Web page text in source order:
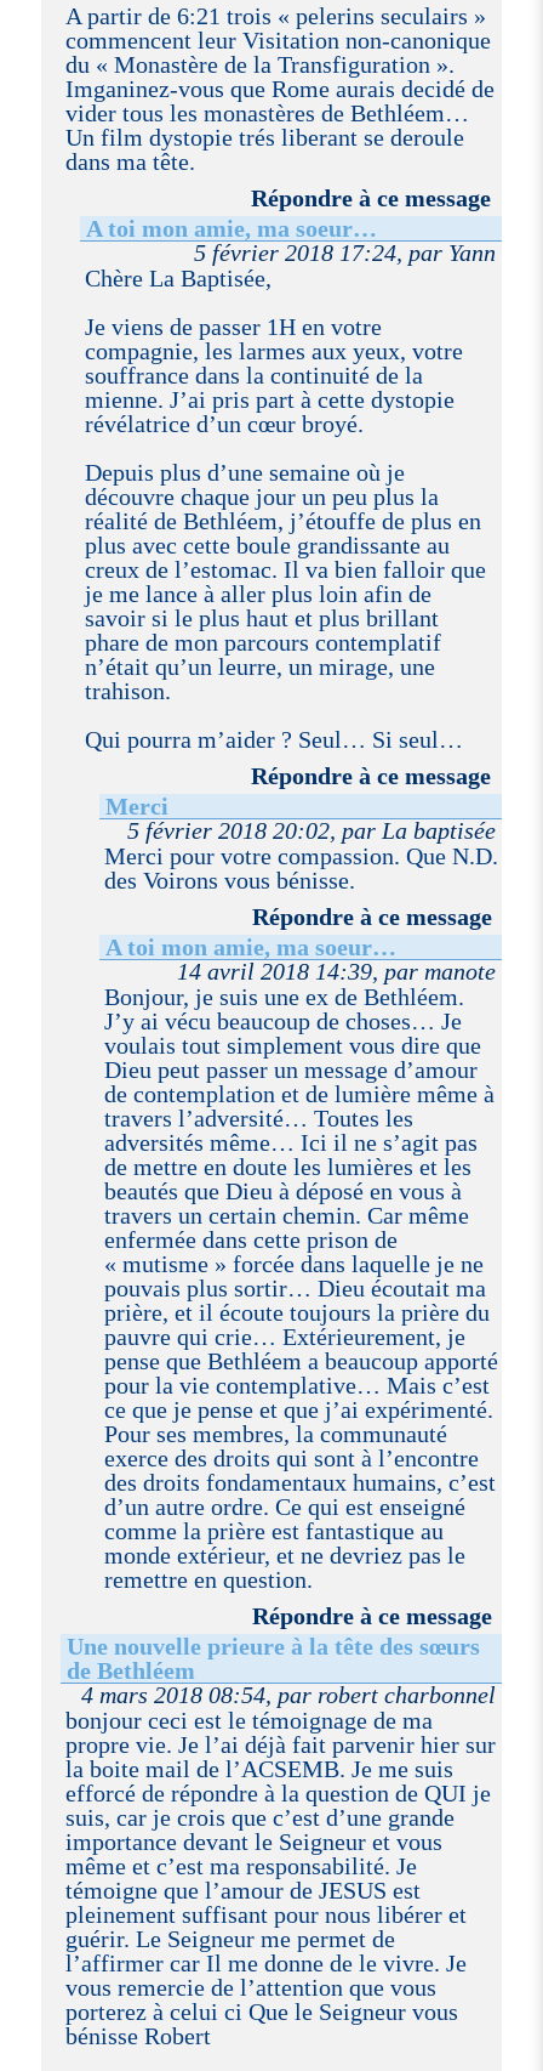
A partir de 6:21 trois « pelerins seculairs »
commencent leur Visitation non-canonique
du « Monastère de la Transfiguration ».
Imganinez-vous que Rome aurais decidé de
vider tous les monastères de Bethléem…
Un film dystopie trés liberant se deroule
dans ma tête.
Répondre à ce message
A toi mon amie, ma soeur…
5 février 2018 17:24, par Yann
Chère La Baptisée,
Je viens de passer 1H en votre
compagnie, les larmes aux yeux, votre
souffrance dans la continuité de la
mienne. J’ai pris part à cette dystopie
révélatrice d’un cœur broyé.
Depuis plus d’une semaine où je
découvre chaque jour un peu plus la
réalité de Bethléem, j’étouffe de plus en
plus avec cette boule grandissante au
creux de l’estomac. Il va bien falloir que
je me lance à aller plus loin afin de
savoir si le plus haut et plus brillant
phare de mon parcours contemplatif
n’était qu’un leurre, un mirage, une
trahison.
Qui pourra m’aider ? Seul… Si seul…
Répondre à ce message
Merci
5 février 2018 20:02, par La baptisée
Merci pour votre compassion. Que N.D.
des Voirons vous bénisse.
Répondre à ce message
A toi mon amie, ma soeur…
14 avril 2018 14:39, par manote
Bonjour, je suis une ex de Bethléem.
J’y ai vécu beaucoup de choses… Je
voulais tout simplement vous dire que
Dieu peut passer un message d’amour
de contemplation et de lumière même à
travers l’adversité… Toutes les
adversités même… Ici il ne s’agit pas
de mettre en doute les lumières et les
beautés que Dieu à déposé en vous à
travers un certain chemin. Car même
enfermée dans cette prison de
« mutisme » forcée dans laquelle je ne
pouvais plus sortir… Dieu écoutait ma
prière, et il écoute toujours la prière du
pauvre qui crie… Extérieurement, je
pense que Bethléem a beaucoup apporté
pour la vie contemplative… Mais c’est
ce que je pense et que j’ai expérimenté.
Pour ses membres, la communauté
exerce des droits qui sont à l’encontre
des droits fondamentaux humains, c’est
d’un autre ordre. Ce qui est enseigné
comme la prière est fantastique au
monde extérieur, et ne devriez pas le
remettre en question.
Répondre à ce message
Une nouvelle prieure à la tête des sœurs
de Bethléem
4 mars 2018 08:54, par robert charbonnel
bonjour ceci est le témoignage de ma
propre vie. Je l’ai déjà fait parvenir hier sur
la boite mail de l’ACSEMB. Je me suis
efforcé de répondre à la question de QUI je
suis, car je crois que c’est d’une grande
importance devant le Seigneur et vous
même et c’est ma responsabilité. Je
témoigne que l’amour de JESUS est
pleinement suffisant pour nous libérer et
guérir. Le Seigneur me permet de
l’affirmer car Il me donne de le vivre. Je
vous remercie de l’attention que vous
porterez à celui ci Que le Seigneur vous
bénisse Robert